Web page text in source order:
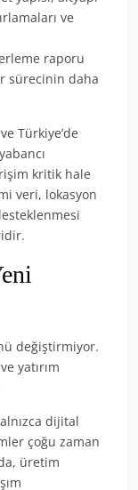
ve
raporu
sürecinin daha
Türkiye’de
kritik hale
veri, lokasyon
değiştirmiyor.
yatırım
dijital
çoğu zaman
üretim